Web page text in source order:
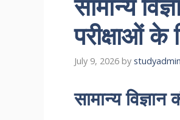
परीक्षाओं के
July 9, 2026 by studyadmin
सामान्य